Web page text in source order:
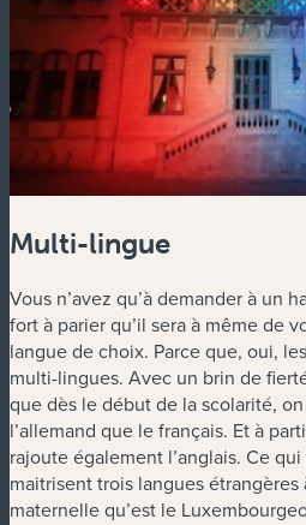
Multi-lingue
Vous n’avez qu’à demander à un
fort à parier qu’il sera à même de
langue de choix. Parce que, oui,
multi-lingues. Avec un brin de
que dès le début de la scolarité,
l’allemand que le français. Et à
rajoute également l’anglais. Ce
maitrisent trois langues
maternelle qu’est le